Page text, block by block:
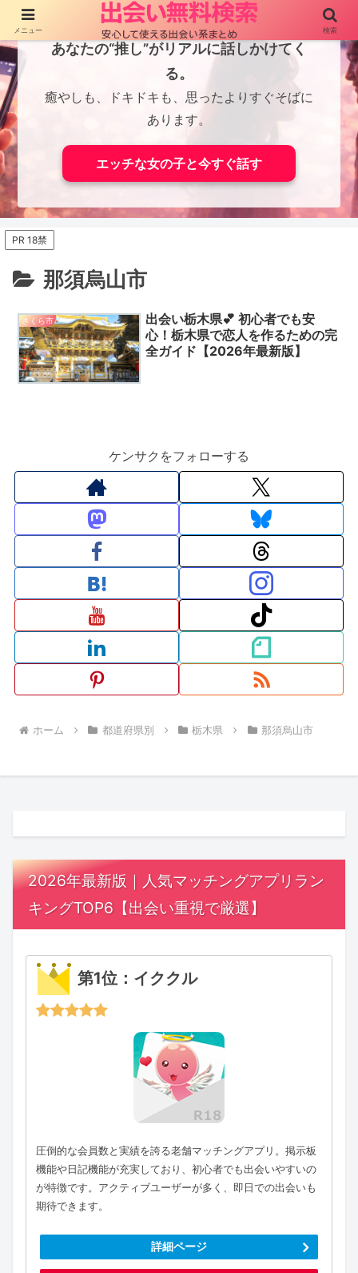
あなたの“推し”がリアルに話しかけてく
る。
癒やしも、ドキドキも、思ったよりすぐそばに
あります。
エッチな女の子と今すぐ話す
PR 18禁
那須烏山市
さくら市
出会い栃木県💕 初心者でも安
心！栃木県で恋人を作るための完
全ガイド【2026年最新版】
ケンサクをフォローする
ホーム 都道府県別 栃木県 那須烏山市
2026年最新版｜人気マッチングアプリラン
キングTOP6【出会い重視で厳選】
第1位：イククル
圧倒的な会員数と実績を誇る老舗マッチングアプリ。掲示板
機能や日記機能が充実しており、初心者でも出会いやすいの
が特徴です。アクティブユーザーが多く、即日での出会いも
期待できます。
詳細ページ
メニュー 検索